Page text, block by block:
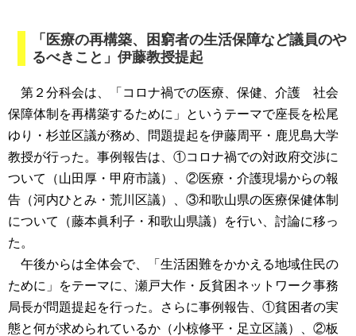
「医療の再構築、困窮者の生活保障など議員のや
るべきこと」伊藤教授提起
第２分科会は、「コロナ禍での医療、保健、介護 社会
保障体制を再構築するために」というテーマで座長を松尾
ゆり・杉並区議が務め、問題提起を伊藤周平・鹿児島大学
教授が行った。事例報告は、①コロナ禍での対政府交渉に
ついて（山田厚・甲府市議）、②医療・介護現場からの報
告（河内ひとみ・荒川区議）、③和歌山県の医療保健体制
について（藤本眞利子・和歌山県議）を行い、討論に移っ
た。
午後からは全体会で、「生活困難をかかえる地域住民の
ために」をテーマに、瀬戸大作・反貧困ネットワーク事務
局長が問題提起を行った。さらに事例報告、①貧困者の実
態と何が求められているか（小椋修平・足立区議）、②板